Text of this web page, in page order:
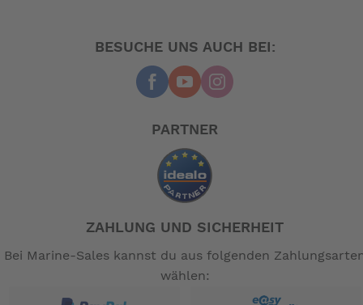
BESUCHE UNS AUCH BEI:
PARTNER
ZAHLUNG UND SICHERHEIT
Bei Marine-Sales kannst du aus folgenden
wählen: